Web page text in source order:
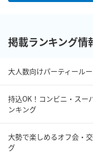
掲載ランキング情
大人数向けパーティール
持込OK！コンビニ・スー
ンキング
大勢で楽しめるオフ会・
グ